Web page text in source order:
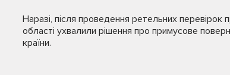
Наразі, після проведення ретельних
області ухвалили рішення про примусове
країни.